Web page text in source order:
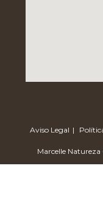
Aviso Legal
Marcelle Natureza